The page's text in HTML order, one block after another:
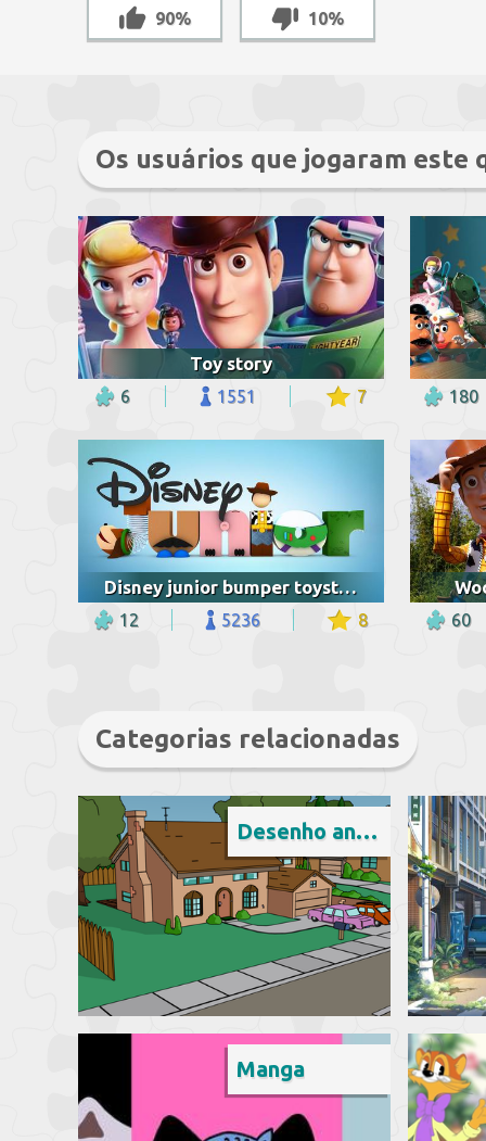
90% 10%
Os usuários que jogaram este
Toy story
6 1551 7 180
Disney junior bumper toystory
12 5236 8 60
Categorias relacionadas
Desenho animado
Manga